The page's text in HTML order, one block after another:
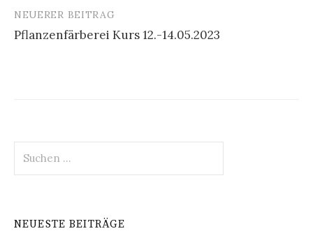
NEUERER BEITRAG
Pflanzenfärberei Kurs 12.-14.05.2023
nach:
NEUESTE BEITRÄGE